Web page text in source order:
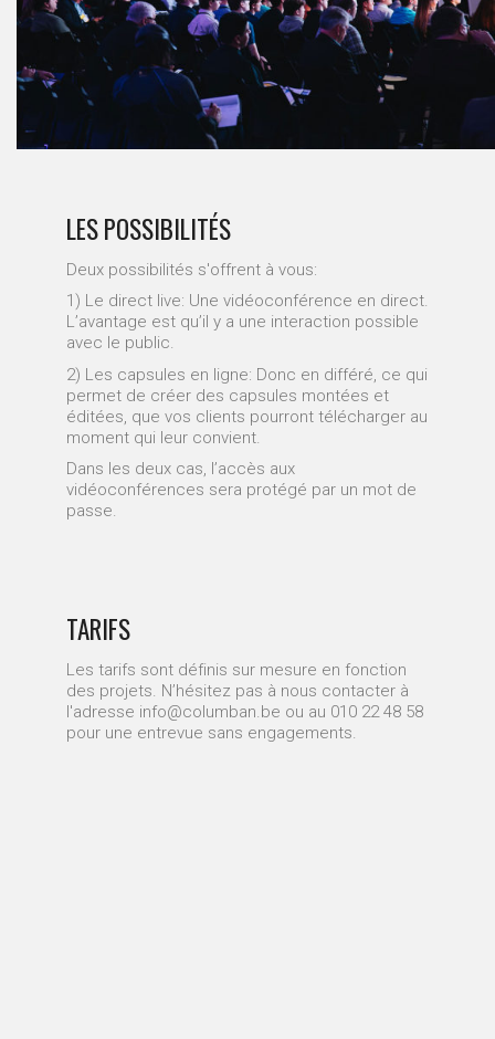
LES POSSIBILITÉS
Deux possibilités s'offrent à vous:
1) Le direct live: Une vidéoconférence en direct.
L’avantage est qu’il y a une interaction possible
avec le public.
2) Les capsules en ligne: Donc en différé, ce qui
permet de créer des capsules montées et
éditées, que vos clients pourront télécharger au
moment qui leur convient.
Dans les deux cas, l’accès aux
vidéoconférences sera protégé par un mot de
passe.
TARIFS
Les tarifs sont définis sur mesure en fonction
des projets. N’hésitez pas à nous contacter à
l'adresse info@columban.be ou au 010 22 48 58
pour une entrevue sans engagements.